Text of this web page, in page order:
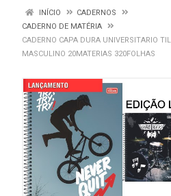
INÍCIO
CADERNOS
CADERNO DE MATÉRIA
CADERNO CAPA DURA UNIVERSITARIO
MASCULINO 20MATERIAS 320FOLHAS